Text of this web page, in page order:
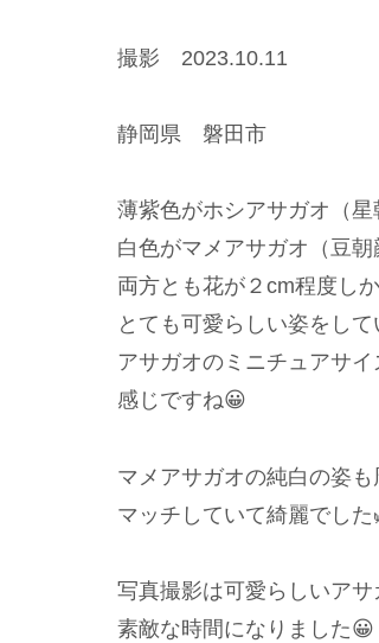
撮影 2023.10.11
静岡県 磐田市
薄紫色がホシアサガオ（星
白色がマメアサガオ（豆朝
両方とも花が２cm程度しか
とても可愛らしい姿をして
アサガオのミニチュアサイ
感じですね😀
マメアサガオの純白の姿も
マッチしていて綺麗でした
写真撮影は可愛らしいアサ
素敵な時間になりました😀